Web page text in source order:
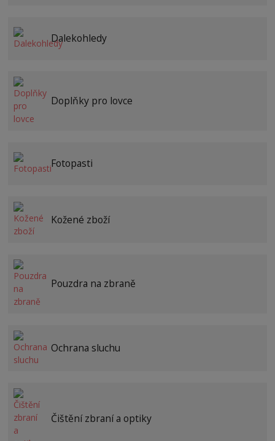
Dalekohledy
Doplňky pro lovce
Fotopasti
Kožené zboží
Pouzdra na zbraně
Ochrana sluchu
Čištění zbraní a optiky